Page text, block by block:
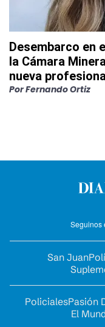
Desembarco en
la Cámara
nueva
PorFernando Ortiz
Seguinos
San Juan
PolicialesPasión
El